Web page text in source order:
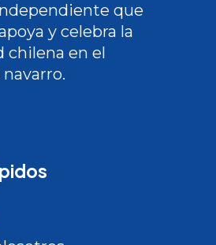
que
y celebra la
chilena en el